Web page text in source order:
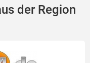
der Region